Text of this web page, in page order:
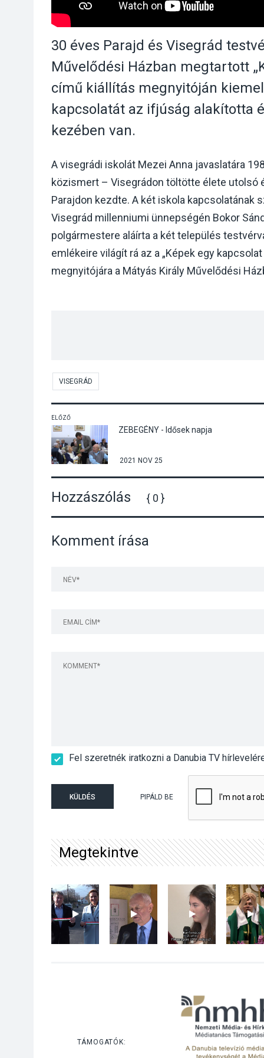
30 éves Parajd és Visegrád
Művelődési Házban megtartott
című kiállítás megnyitóján
kapcsolatát az ifjúság alakította
kezében van.
A visegrádi iskolát Mezei Anna javaslatára
közismert – Visegrádon töltötte élete utolsó
Parajdon kezdte. A két iskola kapcsolatának
Visegrád millenniumi ünnepségén Bokor
polgármestere aláírta a két település
emlékeire világít rá az a „Képek egy
megnyitójára a Mátyás Király Művelődési
VISEGRÁD
ELŐZŐ
ZEBEGÉNY - Idősek napja
2021 NOV 25
Hozzászólás { 0 }
Komment írása
Fel szeretnék iratkozni a Danubia TV
KÜLDÉS PIPÁLD BE
Megtekintve
TÁMOGATÓK: